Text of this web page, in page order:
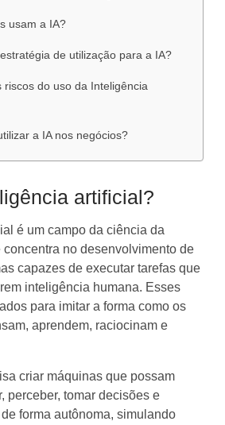
usam a IA?
de utilização para a IA?
riscos do uso da Inteligência
a IA nos negócios?
artificial?
é um campo da ciência da
no desenvolvimento de
capazes de executar tarefas que
inteligência humana. Esses
para imitar a forma como os
aprendem, raciocinam e
criar máquinas que possam
perceber, tomar decisões e
forma autônoma, simulando